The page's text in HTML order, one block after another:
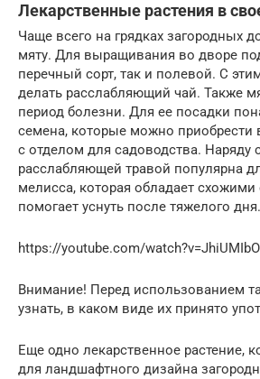
Лекарственные растения в
Чаще всего на грядках загородных
мяту. Для выращивания во дворе
перечный сорт, так и полевой. С
делать расслабляющий чай. Также
период болезни. Для ее посадки
семена, которые можно приобрести
с отделом для садоводства. Наряду
расслабляющей травой популярна
мелисса, которая обладает
помогает уснуть после тяжелого дня.
https://youtube.com/
Внимание! Перед использованием
узнать, в каком виде их принято
Еще одно лекарственное растение,
для ландшафтного дизайна